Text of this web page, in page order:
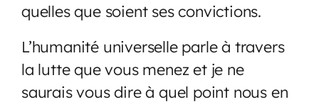
quelles que soient ses convictions.
L’humanité universelle parle à travers
la lutte que vous menez et je ne
saurais vous dire à quel point nous en